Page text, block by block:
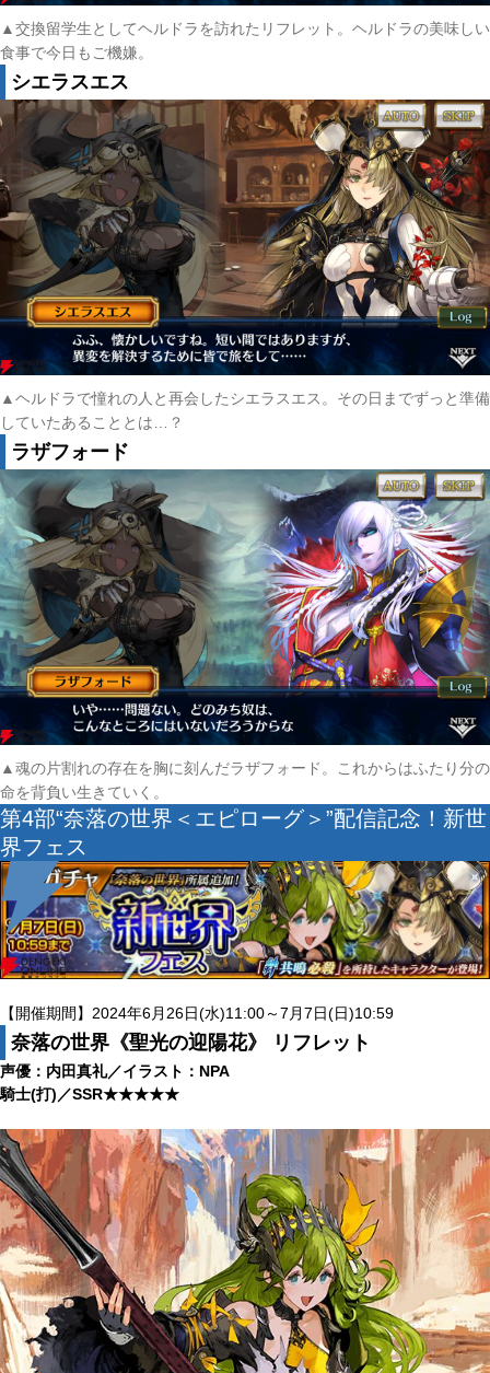
▲交換留学生としてヘルドラを訪れたリフレット。ヘルドラの美味しい
食事で今日もご機嫌。
シエラスエス
▲ヘルドラで憧れの人と再会したシエラスエス。その日までずっと準備
していたあることとは…？
ラザフォード
▲魂の片割れの存在を胸に刻んだラザフォード。これからはふたり分の
命を背負い生きていく。
第4部“奈落の世界＜エピローグ＞”配信記念！新世
界フェス
【開催期間】2024年6月26日(水)11:00～7月7日(日)10:59
奈落の世界《聖光の迎陽花》 リフレット
声優：内田真礼／イラスト：NPA
騎士(打)／SSR★★★★★